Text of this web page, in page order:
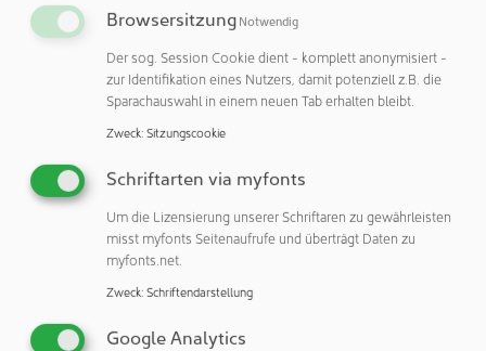
Schmalz verbessert den Nutzen für Anwender durch die
Materialzusammensetzung: Das Sauggreifermaterial HT1-
ESD kommt dank NBR-ESD ohne externe Beschichtungen
und Leitruß aus. Diese leitfähigen Zusatzstoffe können sich
bei Abnutzung ablösen, den ESD-Schutz beeinträchtigen,
den Prozess kontaminieren und zu Ertragsverlusten
führen. Elektronikfertiger profitieren dank des neuen
Materials HT1-ESD von sauberen Oberflächen, die den
Ausschuss deutlich reduzieren. Wartungs- und
Stillstandszeiten sinken, die Maschinenverfügbarkeit steigt.
Die Sauggreifer aus dem Material HT1-ESD eignen sich
für unterschiedliche Anwendungen in der
Browsersitzung Notwendig
Der sog. Session Cookie dient - komplett anonymisiert -
zur Identifikation eines Nutzers, damit potenziell z.B. die
Sparachauswahl in einem neuen Tab erhalten bleibt.
Zweck: Sitzungscookie
Schriftarten via myfonts
Um die Lizensierung unserer Schriftaren zu gewährleisten
misst myfonts Seitenaufrufe und überträgt Daten zu
myfonts.net.
Zweck: Schriftendarstellung
Google Analytics